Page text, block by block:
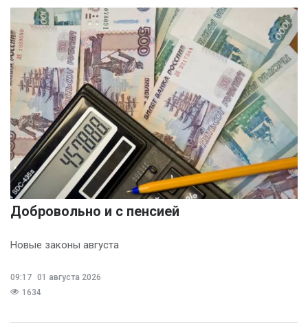
Добровольно и с пенсией
Новые законы августа
09:17 01 августа 2026
1634